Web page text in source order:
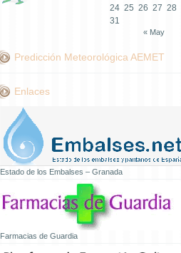
24 25 26 27 28
31
« May
Predicción Meteorológica AEMET
Enlaces
Estado de los Embalses – Granada
Farmacias de Guardia